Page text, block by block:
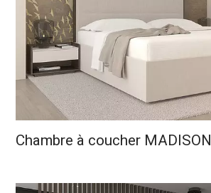
Chambre à coucher MADISON